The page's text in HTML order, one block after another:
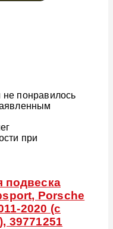
понравилось
при
подвеска
Porsche
2020 (с
39771251